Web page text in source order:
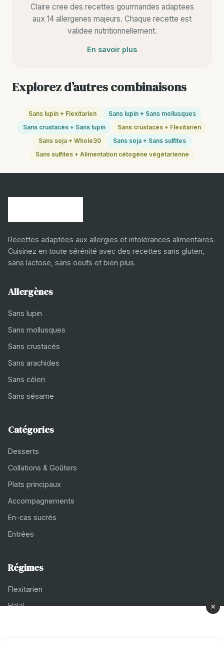
Claire cree des recettes gourmandes adaptees
aux 14 allergenes majeurs. Chaque recette est
validee nutritionnellement.
En savoir plus
Explorez d’autres combinaisons
Sans lupin + Flexitarien
Sans lupin + Sans mollusques
Sans crustacés + Sans lupin
Sans crustacés + Flexitarien
Sans soja + Whole30
Sans soja + Sans sulfites
Sans sulfites + Alimentation cétogène végétarienne
Recettes adaptées aux allergies et intolérances alimentaires.
Cuisinez en toute sérénité avec des recettes sans gluten,
sans lactose, sans oeufs et bien plus.
Allergènes
Sans lupin
Sans mollusques
Sans crustacés
Sans arachides
Sans céleri
Sans sésame
Catégories
Desserts
Collations & Goûters
Plats principaux
Accompagnements
En-cas sucrés
Entrées
Régimes
Flexitarien
Halal
×